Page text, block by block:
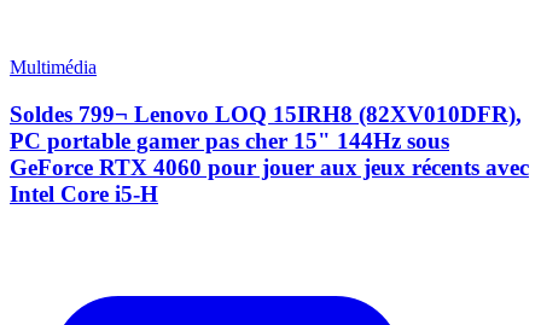
Multimédia
Soldes 799¬ Lenovo LOQ 15IRH8 (82XV010DFR),
PC portable gamer pas cher 15" 144Hz sous
GeForce RTX 4060 pour jouer aux jeux récents avec
Intel Core i5-H